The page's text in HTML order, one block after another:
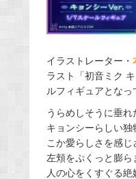
イラストレーター・
ラスト「初音ミク
ルフィギュアとなっ
うらめしそうに垂
キョンシーらしい
こか愛らしさを感じ
左頬をぷくっと膨
人の心をくすぐる絶